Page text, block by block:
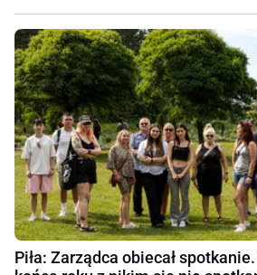
Piła: Zarządca obiecał